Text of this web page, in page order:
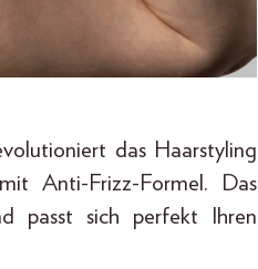
das Haarstyling
Anti-Frizz-Formel. Das
passt sich perfekt Ihren